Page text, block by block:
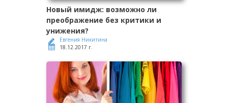
Новый имидж: возможно ли
преображение без критики и
унижения?
Евгения Никитина
18.12.2017 г.